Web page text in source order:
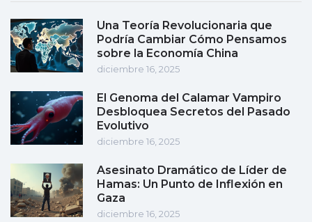
Una Teoría Revolucionaria que
Podría Cambiar Cómo Pensamos
sobre la Economía China
diciembre 16, 2025
El Genoma del Calamar Vampiro
Desbloquea Secretos del Pasado
Evolutivo
diciembre 16, 2025
Asesinato Dramático de Líder de
Hamas: Un Punto de Inflexión en
Gaza
diciembre 16, 2025